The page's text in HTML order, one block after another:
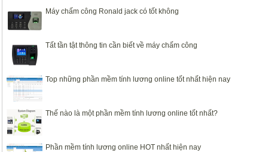
Máy chấm công Ronald jack có tốt không
Tất tần tật thông tin cần biết về máy chấm công
Top những phần mềm tính lương online tốt nhất hiện nay
Thế nào là một phần mềm tính lương online tốt nhất?
Phần mềm tính lương online HOT nhất hiện nay